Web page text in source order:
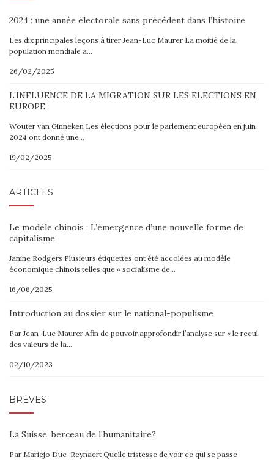
2024 : une année électorale sans précédent dans l’histoire
Les dix principales leçons à tirer Jean-Luc Maurer La moitié de la
population mondiale a…
26/02/2025
L’INFLUENCE DE LA MIGRATION SUR LES ELECTIONS EN
EUROPE
Wouter van Ginneken Les élections pour le parlement européen en juin
2024 ont donné une…
19/02/2025
ARTICLES
Le modèle chinois : L’émergence d’une nouvelle forme de
capitalisme
Janine Rodgers Plusieurs étiquettes ont été accolées au modèle
économique chinois telles que « socialisme de…
16/06/2025
Introduction au dossier sur le national-populisme
Par Jean-Luc Maurer Afin de pouvoir approfondir l’analyse sur « le recul
des valeurs de la…
02/10/2023
BRÈVES
La Suisse, berceau de l’humanitaire?
Par Mariejo Duc-Reynaert Quelle tristesse de voir ce qui se passe